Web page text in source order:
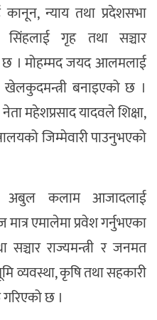
न्याय तथा प्रदेशसभा
सिंहलाई गृह तथा सञ्चार
छ । मोहम्मद जयद आलमलाई
बनाइएको छ ।
महेशप्रसाद यादवले शिक्षा,
जिम्मेवारी पाउनुभएको
अबुल कलाम आजादलाई
एमालेमा प्रवेश गर्नुभएका
राज्यमन्त्री र जनमत
व्यवस्था, कृषि तथा सहकारी
गरिएको छ ।